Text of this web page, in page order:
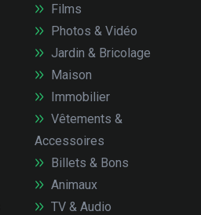
Films
Photos & Vidéo
Jardin & Bricolage
Maison
Immobilier
Vêtements &
Accessoires
Billets & Bons
Animaux
TV & Audio